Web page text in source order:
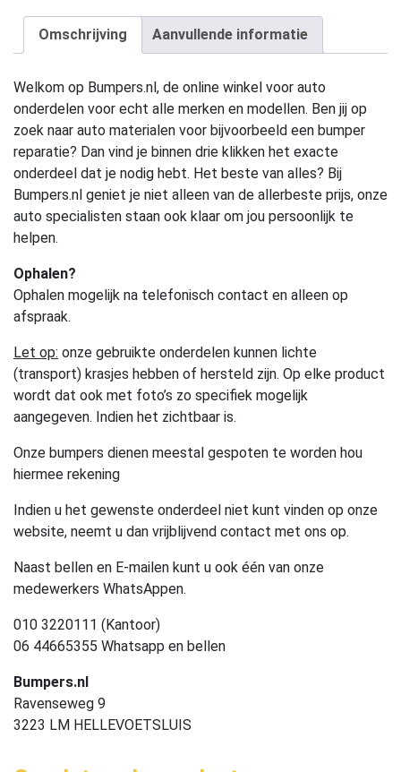
Omschrijving Aanvullende informatie
Welkom op Bumpers.nl, de online winkel voor auto
onderdelen voor echt alle merken en modellen. Ben jij op
zoek naar auto materialen voor bijvoorbeeld een bumper
reparatie? Dan vind je binnen drie klikken het exacte
onderdeel dat je nodig hebt. Het beste van alles? Bij
Bumpers.nl geniet je niet alleen van de allerbeste prijs, onze
auto specialisten staan ook klaar om jou persoonlijk te
helpen.
Ophalen?
Ophalen mogelijk na telefonisch contact en alleen op
afspraak.
Let op: onze gebruikte onderdelen kunnen lichte
(transport) krasjes hebben of hersteld zijn. Op elke product
wordt dat ook met foto’s zo specifiek mogelijk
aangegeven. Indien het zichtbaar is.
Onze bumpers dienen meestal gespoten te worden hou
hiermee rekening
Indien u het gewenste onderdeel niet kunt vinden op onze
website, neemt u dan vrijblijvend contact met ons op.
Naast bellen en E-mailen kunt u ook één van onze
medewerkers WhatsAppen.
010 3220111 (Kantoor)
06 44665355 Whatsapp en bellen
Bumpers.nl
Ravenseweg 9
3223 LM HELLEVOETSLUIS